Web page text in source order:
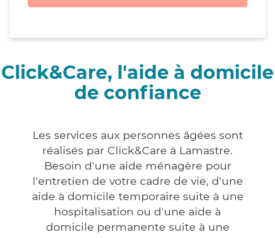
Click&Care, l'aide à domicile
de confiance
Les services aux personnes âgées sont
réalisés par Click&Care à Lamastre.
Besoin d'une aide ménagère pour
l'entretien de votre cadre de vie, d'une
aide à domicile temporaire suite à une
hospitalisation ou d'une aide à
domicile permanente suite à une